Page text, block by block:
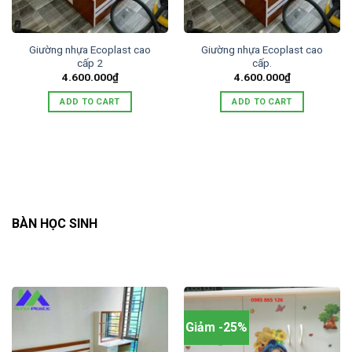
Giường nhựa Ecoplast cao
cấp 2
4.600.000₫
ADD TO CART
Giường nhựa Ecoplast cao
cấp.
4.600.000₫
ADD TO CART
BÀN HỌC SINH
Giảm -25%